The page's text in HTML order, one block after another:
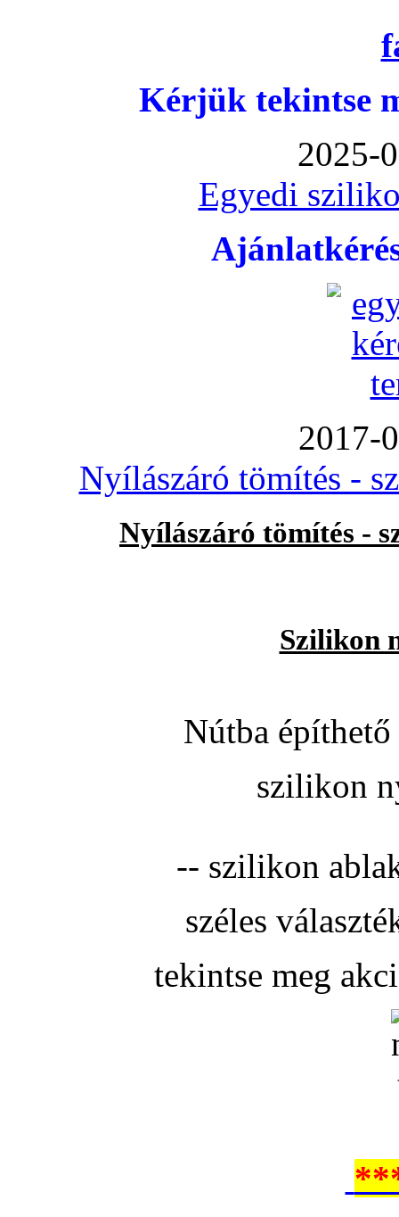
Kérjük tekintse
2025-
Egyedi
2017-
Nyílászáró tömítés -
Nyílászáró tömítés -
Szilikon
Nútba
szilikon
-- szilikon
széles
tekintse meg